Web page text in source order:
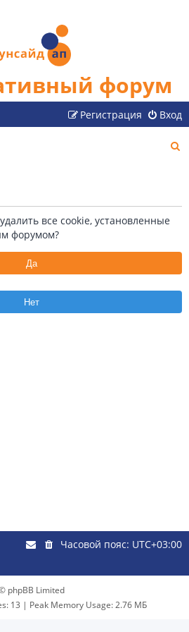
форум
Вход
Регистрация
все cookie, установленные
форумом?
Часовой пояс: UTC+03:00
phpBB Limited
13 | Peak Memory Usage: 2.76 МБ